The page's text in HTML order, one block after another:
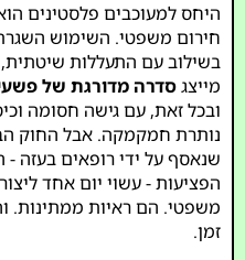
היחס למעוכבים פלסטינים
חירום משפטי. השימוש
בשילוב עם התעללות שיטתית,
מייצגסדרה מדורגת של
ובכל זאת, עם גישה חסומה
נותרת חמקמקה. אבל החוק
שנאסף על ידי רופאים בעזה -
הפציעות - עשוי יום אחד
משפטי. הם ראיות ממתינות.
זמן.